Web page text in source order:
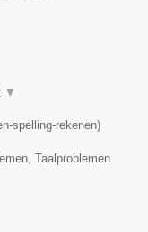
▼
spelling-rekenen)
Taalproblemen